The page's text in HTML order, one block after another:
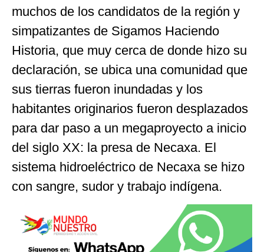
muchos de los candidatos de la región y
simpatizantes de Sigamos Haciendo
Historia, que muy cerca de donde hizo su
declaración, se ubica una comunidad que
sus tierras fueron inundadas y los
habitantes originarios fueron desplazados
para dar paso a un megaproyecto a inicio
del siglo XX: la presa de Necaxa. El
sistema hidroeléctrico de Necaxa se hizo
con sangre, sudor y trabajo indígena.